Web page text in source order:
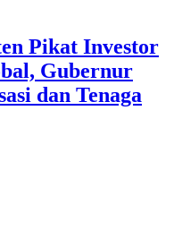
Pikat Investor
Gubernur
dan Tenaga